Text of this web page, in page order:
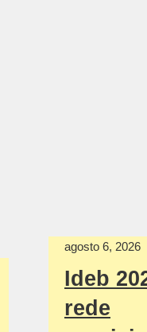
agosto 6, 2026
Ideb
rede